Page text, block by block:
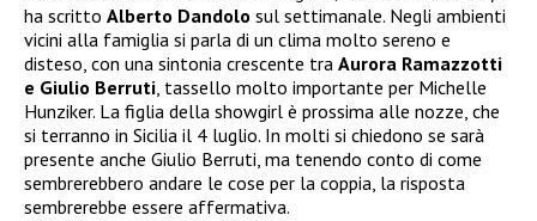
ha scritto Alberto Dandolo sul settimanale. Negli ambienti
vicini alla famiglia si parla di un clima molto sereno e
disteso, con una sintonia crescente tra Aurora Ramazzotti
e Giulio Berruti, tassello molto importante per Michelle
Hunziker. La figlia della showgirl è prossima alle nozze, che
si terranno in Sicilia il 4 luglio. In molti si chiedono se sarà
presente anche Giulio Berruti, ma tenendo conto di come
sembrerebbero andare le cose per la coppia, la risposta
sembrerebbe essere affermativa.